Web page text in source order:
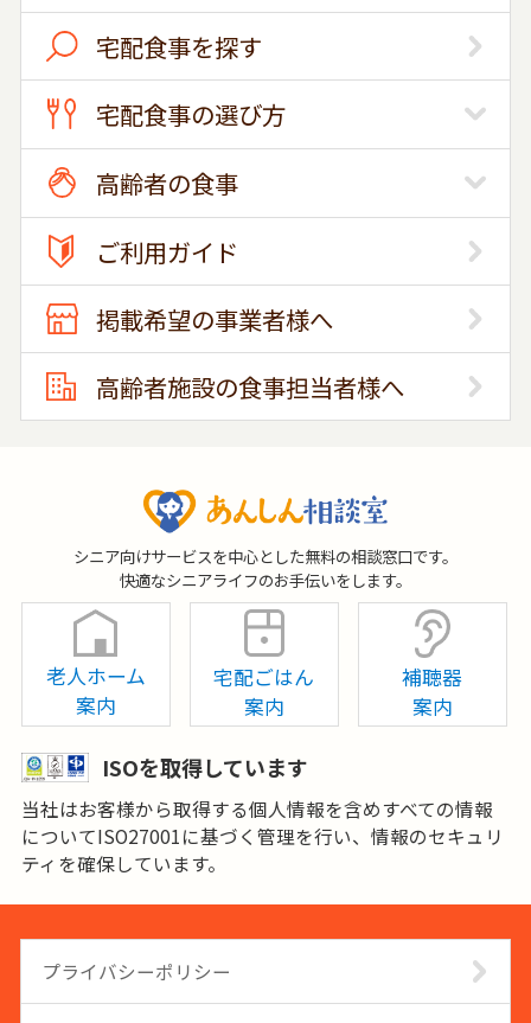
宅配食事を探す
宅配食事の選び方
高齢者の食事
ご利用ガイド
掲載希望の事業者様へ
高齢者施設の食事担当者様へ
シニア向けサービスを中心とした無料の相談窓口です。
快適なシニアライフのお手伝いをします。
老人ホーム
案内
宅配ごはん
案内
補聴器
案内
ISOを取得しています
当社はお客様から取得する個人情報を含めすべての情報
についてISO27001に基づく管理を行い、情報のセキュリ
ティを確保しています。
プライバシーポリシー